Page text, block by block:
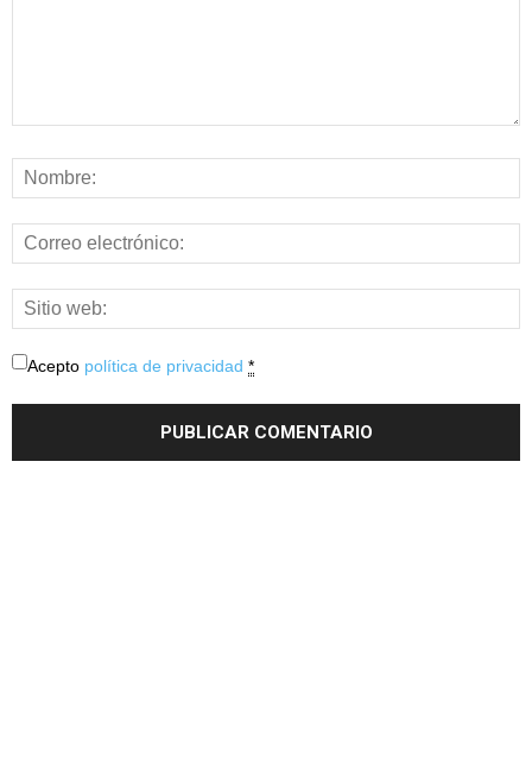
Acepto política de privacidad *